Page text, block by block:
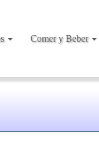
Comer y Beber